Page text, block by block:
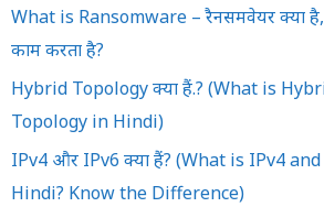
What is Ransomware – रैनसमवेयर क्या
काम करता है?
Hybrid Topology क्या हैं.? (What is
Topology in Hindi)
IPv4 और IPv6 क्या हैं? (What is IPv4
Hindi? Know the Difference)